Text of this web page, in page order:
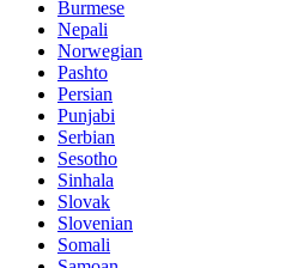
Burmese
Nepali
Norwegian
Pashto
Persian
Punjabi
Serbian
Sesotho
Sinhala
Slovak
Slovenian
Somali